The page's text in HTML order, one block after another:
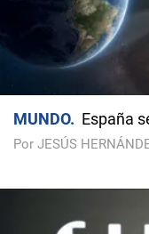
MUNDO España
Por JESÚS